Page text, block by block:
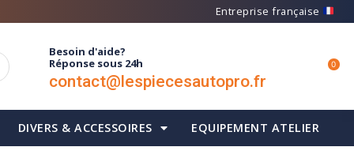
Entreprise française
Besoin d'aide?
Réponse sous 24h
contact@lespiecesautopro.fr
0
DIVERS & ACCESSOIRES EQUIPEMENT ATELIER